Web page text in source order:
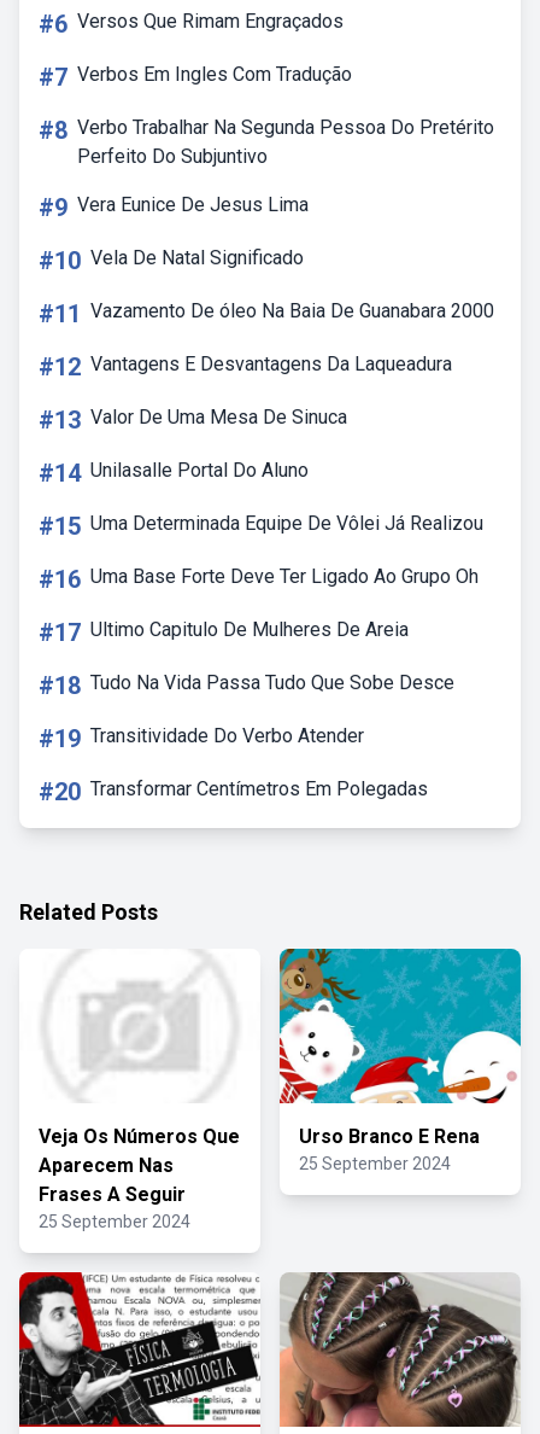
#6 Versos Que Rimam Engraçados
#7 Verbos Em Ingles Com Tradução
#8 Verbo Trabalhar Na Segunda Pessoa Do Pretérito
Perfeito Do Subjuntivo
#9 Vera Eunice De Jesus Lima
#10 Vela De Natal Significado
#11 Vazamento De óleo Na Baia De Guanabara 2000
#12 Vantagens E Desvantagens Da Laqueadura
#13 Valor De Uma Mesa De Sinuca
#14 Unilasalle Portal Do Aluno
#15 Uma Determinada Equipe De Vôlei Já Realizou
#16 Uma Base Forte Deve Ter Ligado Ao Grupo Oh
#17 Ultimo Capitulo De Mulheres De Areia
#18 Tudo Na Vida Passa Tudo Que Sobe Desce
#19 Transitividade Do Verbo Atender
#20 Transformar Centímetros Em Polegadas
Related Posts
Veja Os Números Que
Aparecem Nas
Frases A Seguir
25 September 2024
Urso Branco E Rena
25 September 2024